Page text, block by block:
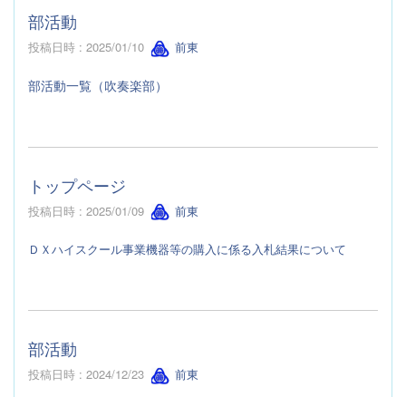
部活動
投稿日時 : 2025/01/10 前東
部活動一覧（吹奏楽部）
トップページ
投稿日時 : 2025/01/09 前東
ＤＸハイスクール事業機器等の購入に係る入札結果について
部活動
投稿日時 : 2024/12/23 前東